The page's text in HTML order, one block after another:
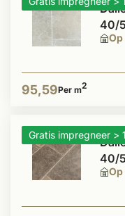
40/
95,59Per m2
Gratis impregneer >
40/